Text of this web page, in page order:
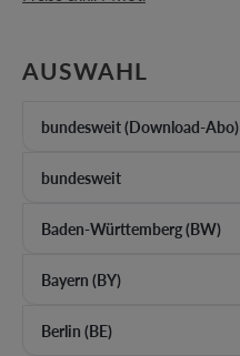
AUSWAHL
bundesweit (Download-Abo)
bundesweit
Baden-Württemberg (BW)
Bayern (BY)
Berlin (BE)